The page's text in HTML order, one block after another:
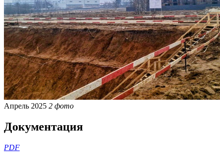
Апрель 2025 2 фото
Документация
PDF